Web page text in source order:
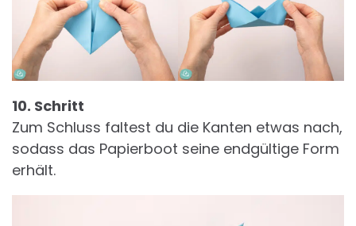
10. Schritt
Zum Schluss faltest du die Kanten etwas nach,
sodass das Papierboot seine endgültige Form
erhält.